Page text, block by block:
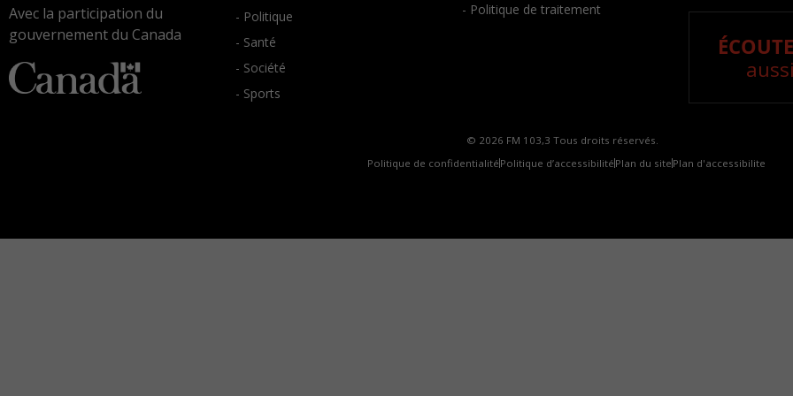
Avec la participation du
gouvernement du Canada
- Politique
- Santé
- Société
- Sports
- Politique de traitement
© 2026 FM 103,3 Tous droits réservés.
Politique de confidentialité Politique d’accessibilité Plan du site Plan d'accessibilite